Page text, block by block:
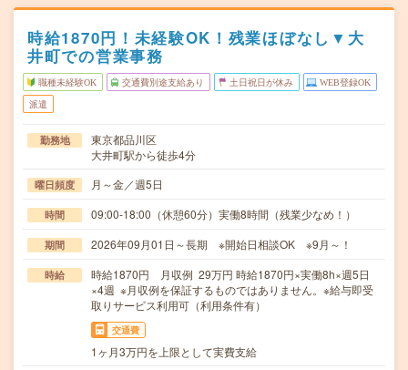
時給1870円！未経験OK！残業ほぼなし▼大
井町での営業事務
職種未経験OK 交通費別途支給あり 土日祝日が休み WEB登録OK
派遣
勤務地
東京都品川区
大井町駅から徒歩4分
曜日頻度 月～金／週5日
時間 09:00-18:00（休憩60分）実働8時間（残業少なめ！）
期間 2026年09月01日～長期 ※開始日相談OK ※9月～！
時給
時給1870円 月収例 29万円 時給1870円×実働8h×週5日
×4週 ※月収例を保証するものではありません。※給与即受
取りサービス利用可（利用条件有）
交通費
1ヶ月3万円を上限として実費支給